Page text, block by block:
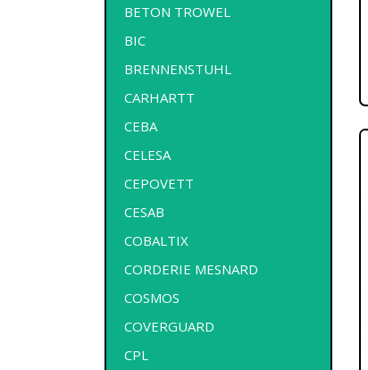
BETON TROWEL
BIC
BRENNENSTUHL
CARHARTT
CEBA
CELESA
CEPOVETT
CESAB
COBALTIX
CORDERIE MESNARD
COSMOS
COVERGUARD
CPL